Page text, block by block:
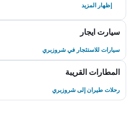
إظهار المزيد
سيارت ايجار
سيارات للاستئجار في شروزبري
المطارات القريبة
رحلات طيران إلى شروزبري